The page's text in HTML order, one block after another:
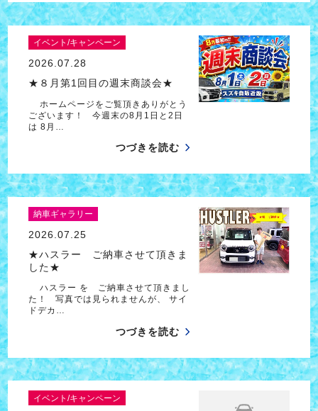
イベント/キャンペーン
2026.07.28
★８月第1回目の週末商談会★
ホームページをご覧頂きありがとう
ございます！ 今週末の8月1日と2日
は 8月…
つづきを読む
納車ギャラリー
2026.07.25
★ハスラー ご納車させて頂きま
した★
ハスラー を ご納車させて頂きまし
た！ 写真では見られませんが、 サイ
ドデカ…
つづきを読む
イベント/キャンペーン